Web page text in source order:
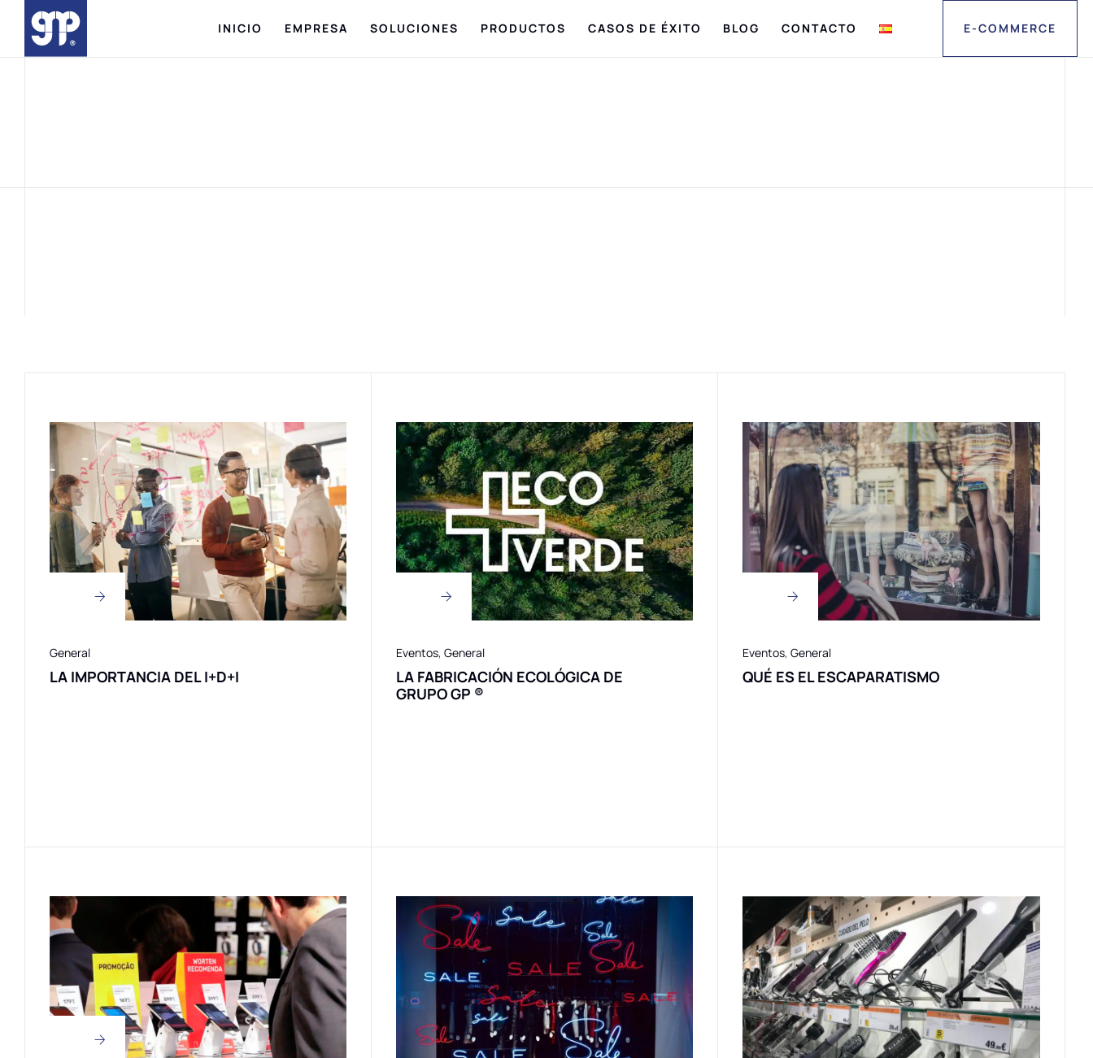
INICIO EMPRESA SOLUCIONES PRODUCTOS CASOS DE ÉXITO BLOG CONTACTO E-COMMERCE
General
LA IMPORTANCIA DEL I+D+I
Eventos, General
LA FABRICACIÓN ECOLÓGICA DE
GRUPO GP ®
Eventos, General
QUÉ ES EL ESCAPARATISMO